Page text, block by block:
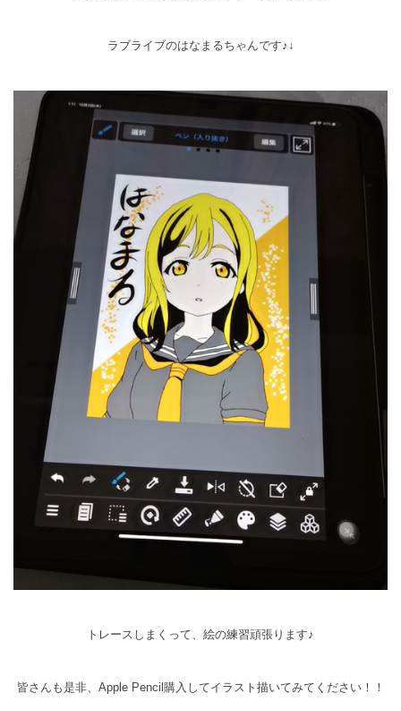
ラブライブのはなまるちゃんです♪↓
トレースしまくって、絵の練習頑張ります♪
皆さんも是非、Apple Pencil購入してイラスト描いてみてください！！